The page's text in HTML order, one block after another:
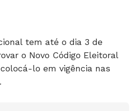
tem até o dia 3 de
o Novo Código Eleitoral
lo em vigência nas